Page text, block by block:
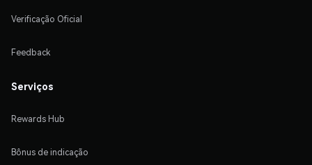
Verificação Oficial
Feedback
Serviços
Rewards Hub
Bônus de indicação